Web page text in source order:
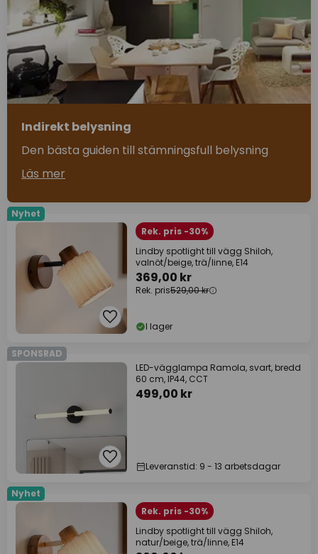
Indirekt belysning
Den bästa guiden till stämningsfull belysning
Läs mer
Nyhet
Rek. pris -30%
Lindby spotlight till vägg Shiloh,
valnöt/beige, trä/linne, E14
369,00 kr
Rek. pris529,00 kr
I lager
SPONSRAD
LED-vägglampa Ramola, svart, bredd
60 cm, IP44, CCT
499,00 kr
Leveranstid: 9 - 13 arbetsdagar
Nyhet
Rek. pris -30%
Lindby spotlight till vägg Shiloh,
natur/beige, trä/linne, E14